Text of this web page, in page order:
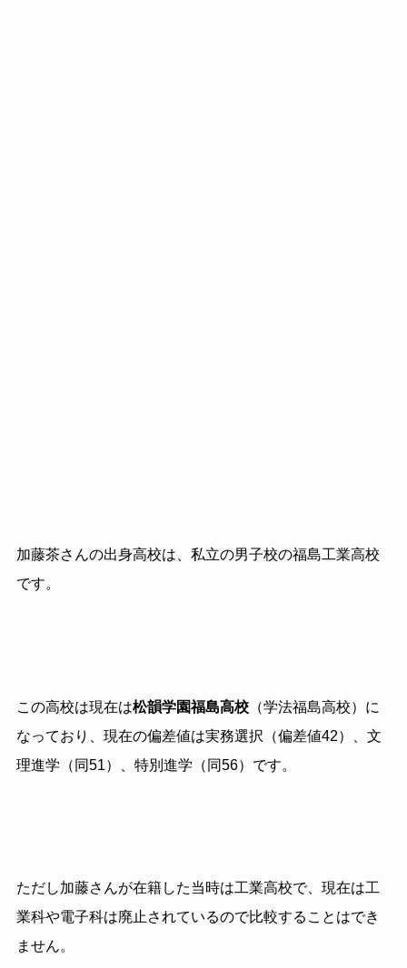
加藤茶さんの出身高校は、私立の男子校の福島工業高校
です。
この高校は現在は松韻学園福島高校（学法福島高校）に
なっており、現在の偏差値は実務選択（偏差値42）、文
理進学（同51）、特別進学（同56）です。
ただし加藤さんが在籍した当時は工業高校で、現在は工
業科や電子科は廃止されているので比較することはでき
ません。